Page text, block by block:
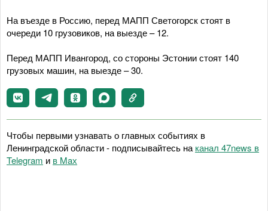
На въезде в Россию, перед МАПП Светогорск стоят в
очереди 10 грузовиков, на выезде – 12.
Перед МАПП Ивангород, со стороны Эстонии стоят 140
грузовых машин, на выезде – 30.
Чтобы первыми узнавать о главных событиях в
Ленинградской области - подписывайтесь на канал 47news в
Telegram и в Maх